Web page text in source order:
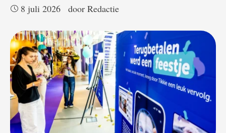
8 juli 2026
door Redactie